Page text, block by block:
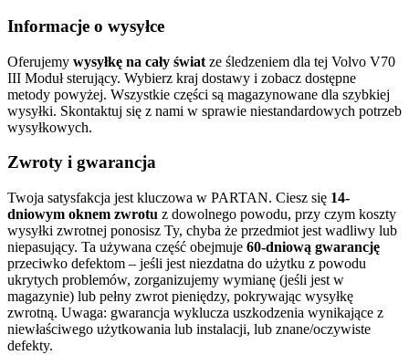
Informacje o wysyłce
Oferujemy wysyłkę na cały świat ze śledzeniem dla tej Volvo V70
III Moduł sterujący. Wybierz kraj dostawy i zobacz dostępne
metody powyżej. Wszystkie części są magazynowane dla szybkiej
wysyłki. Skontaktuj się z nami w sprawie niestandardowych potrzeb
wysyłkowych.
Zwroty i gwarancja
Twoja satysfakcja jest kluczowa w PARTAN. Ciesz się 14-
dniowym oknem zwrotu z dowolnego powodu, przy czym koszty
wysyłki zwrotnej ponosisz Ty, chyba że przedmiot jest wadliwy lub
niepasujący. Ta używana część obejmuje 60-dniową gwarancję
przeciwko defektom – jeśli jest niezdatna do użytku z powodu
ukrytych problemów, zorganizujemy wymianę (jeśli jest w
magazynie) lub pełny zwrot pieniędzy, pokrywając wysyłkę
zwrotną. Uwaga: gwarancja wyklucza uszkodzenia wynikające z
niewłaściwego użytkowania lub instalacji, lub znane/oczywiste
defekty.